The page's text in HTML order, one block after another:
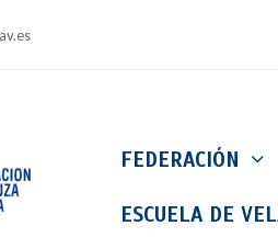
FEDERACIÓN
ESCUELA DE